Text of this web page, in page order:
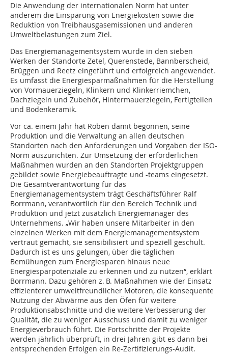
Die Anwendung der internationalen Norm hat unter
anderem die Einsparung von Energiekosten sowie die
Reduktion von Treibhausgasemissionen und anderen
Umweltbelastungen zum Ziel.
Das Energiemanagementsystem wurde in den sieben
Werken der Standorte Zetel, Querenstede, Bannberscheid,
Brüggen und Reetz eingeführt und erfolgreich angewendet.
Es umfasst die Energiesparmaßnahmen für die Herstellung
von Vormauerziegeln, Klinkern und Klinkerriemchen,
Dachziegeln und Zubehör, Hintermauerziegeln, Fertigteilen
und Bodenkeramik.
Vor ca. einem Jahr hat Röben damit begonnen, seine
Produktion und die Verwaltung an allen deutschen
Standorten nach den Anforderungen und Vorgaben der ISO-
Norm auszurichten. Zur Umsetzung der erforderlichen
Maßnahmen wurden an den Standorten Projektgruppen
gebildet ­sowie Energiebeauftragte und -teams eingesetzt.
Die Gesamtverantwortung für das
Energiemanagementsystem trägt Geschäftsführer Ralf
Borrmann, verantwortlich für den Bereich Technik und
Produktion und jetzt zusätzlich Energiemanager des
Unternehmens. „Wir haben unsere Mitarbeiter in den
einzelnen Werken mit dem Energiemanagementsystem
vertraut gemacht, sie sensibilisiert und speziell geschult.
Dadurch ist es uns gelungen, über die täglichen
Bemühungen zum Energiesparen hinaus neue
Energiesparpotenziale zu erkennen und zu nutzen“, erklärt
Borrmann. Dazu gehören z. B. Maßnahmen wie der Einsatz
effizienterer umweltfreundlicher Motoren, die konsequente
Nutzung der Abwärme aus den Öfen für weitere
Produktionsabschnitte und die weitere Verbesserung der
Qualität, die zu weniger Ausschuss und damit zu weniger
Energieverbrauch führt. Die Fortschritte der Projekte
werden jährlich überprüft, in drei Jahren gibt es dann bei
entsprechenden Erfolgen ein Re-Zertifizierungs-Audit.